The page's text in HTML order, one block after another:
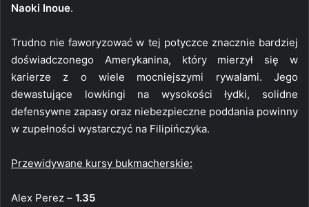
Naoki Inoue.
Trudno nie faworyzować w tej potyczce znacznie bardziej
doświadczonego Amerykanina, który mierzył się w
karierze z o wiele mocniejszymi rywalami. Jego
dewastujące lowkingi na wysokości łydki, solidne
defensywne zapasy oraz niebezpieczne poddania powinny
w zupełności wystarczyć na Filipińczyka.
Przewidywane kursy bukmacherskie:
Alex Perez – 1.35